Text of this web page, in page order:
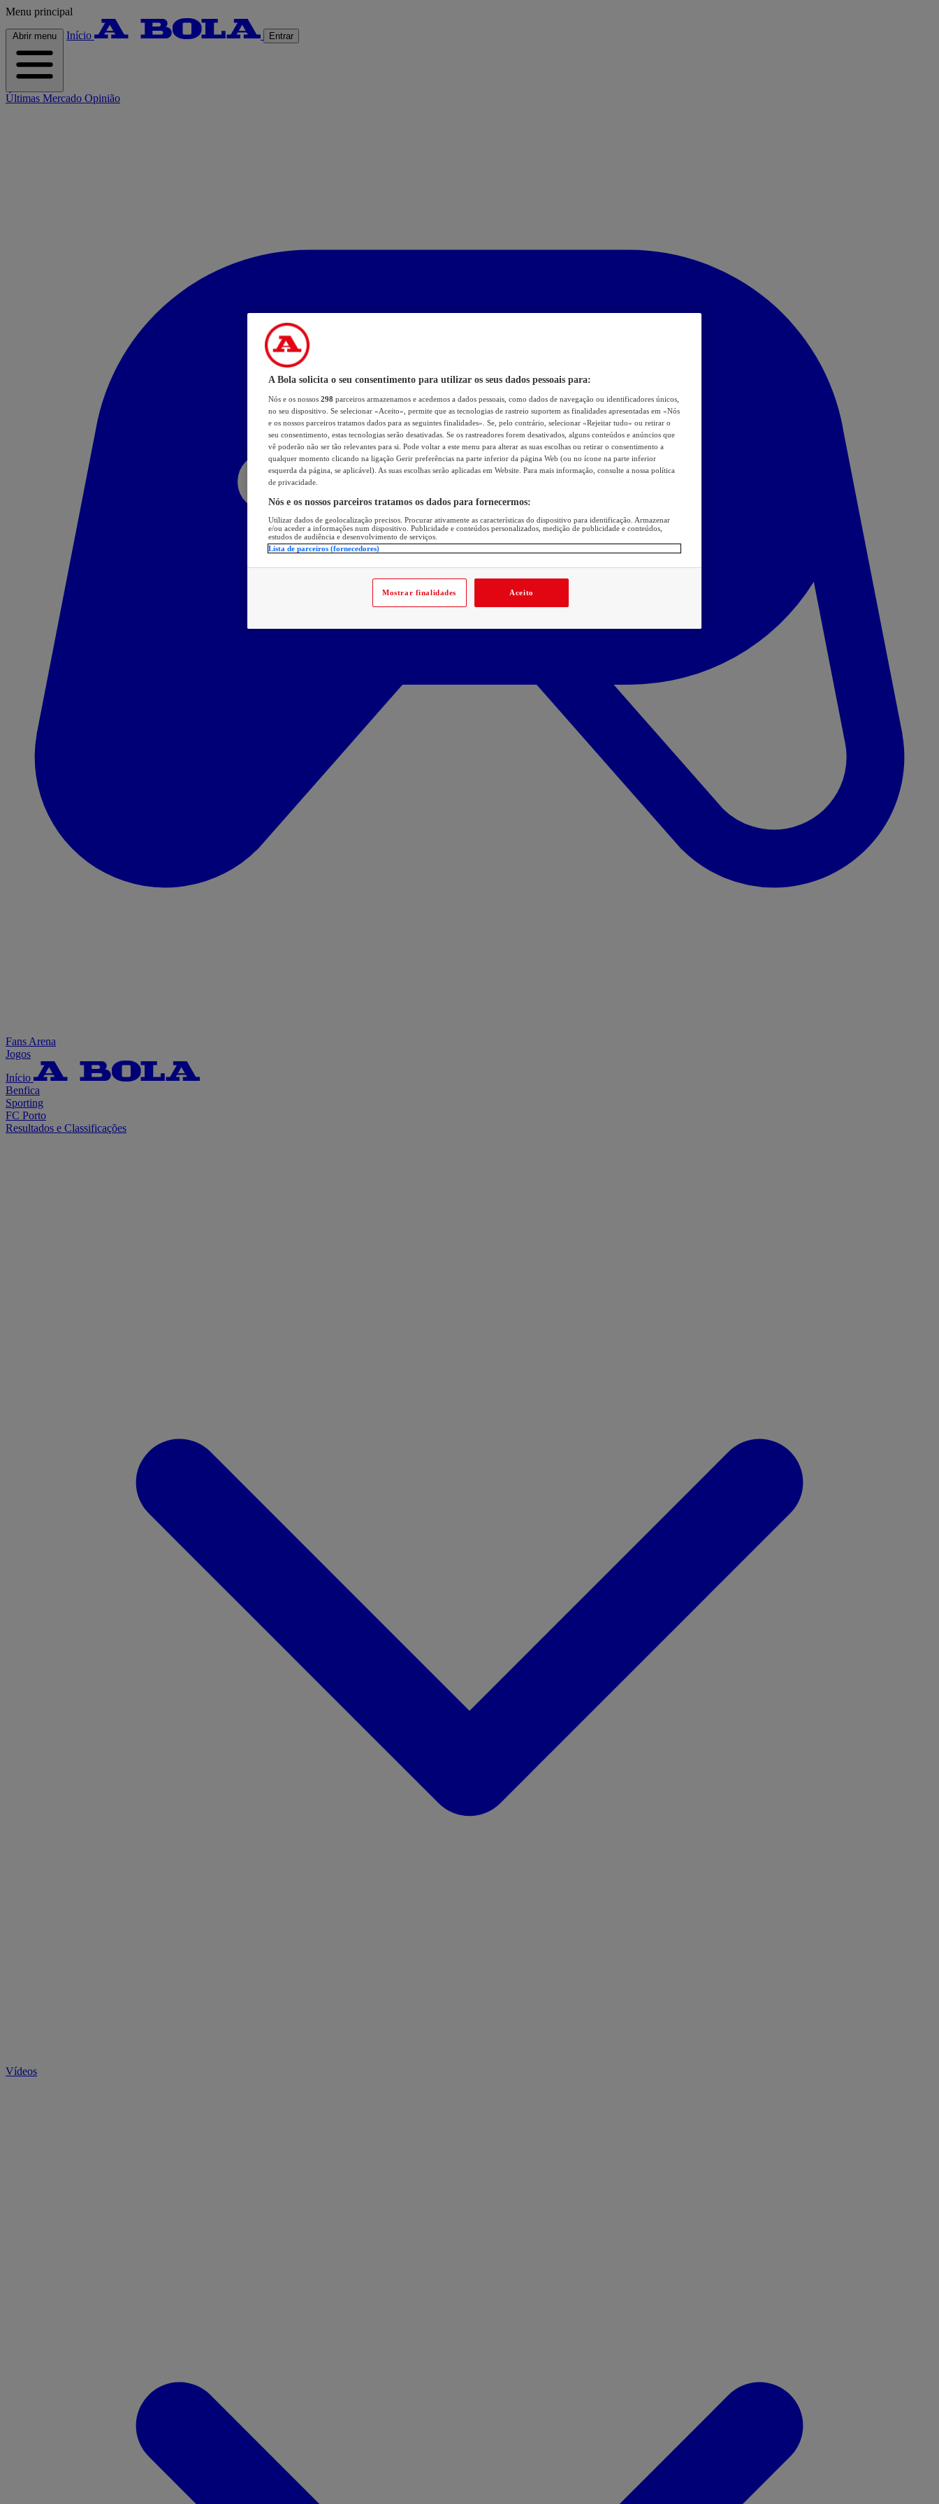
Menu principal
Abrir menu Início Entrar
Últimas Mercado Opinião
Fans Arena
Jogos
Início
Benfica
Sporting
FC Porto
Resultados e Classificações
Vídeos
A Bola solicita o seu consentimento para utilizar os seus dados pessoais para:
Nós e os nossos 298 parceiros armazenamos e acedemos a dados pessoais, como dados de navegação ou identificadores únicos,
no seu dispositivo. Se selecionar «Aceito», permite que as tecnologias de rastreio suportem as finalidades apresentadas em «Nós
e os nossos parceiros tratamos dados para as seguintes finalidades». Se, pelo contrário, selecionar «Rejeitar tudo» ou retirar o
seu consentimento, estas tecnologias serão desativadas. Se os rastreadores forem desativados, alguns conteúdos e anúncios que
vê poderão não ser tão relevantes para si. Pode voltar a este menu para alterar as suas escolhas ou retirar o consentimento a
qualquer momento clicando na ligação Gerir preferências na parte inferior da página Web (ou no ícone na parte inferior
esquerda da página, se aplicável). As suas escolhas serão aplicadas em Website. Para mais informação, consulte a nossa política
de privacidade.
Nós e os nossos parceiros tratamos os dados para fornecermos:
Utilizar dados de geolocalização precisos. Procurar ativamente as características do dispositivo para identificação. Armazenar
e/ou aceder a informações num dispositivo. Publicidade e conteúdos personalizados, medição de publicidade e conteúdos,
estudos de audiência e desenvolvimento de serviços.
Lista de parceiros (fornecedores)
Mostrar finalidades Aceito